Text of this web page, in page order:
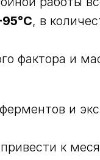
, в
фактора и
и
к